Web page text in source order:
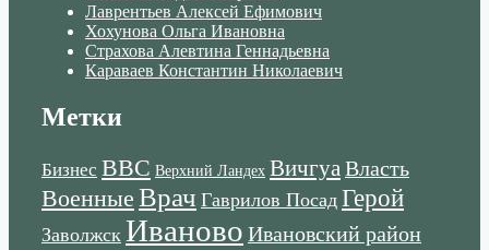
Лаврентьев Алексей Ефимович
Хохунова Ольга Ивановна
Страхова Алевтина Геннадьевна
Караваев Константин Николаевич
Метки
Бизнес ВВС Верхний Ландех ВичгуаВласть
Военные Врач Гаврилов Посад Герой
Заволжск Иваново Ивановский район